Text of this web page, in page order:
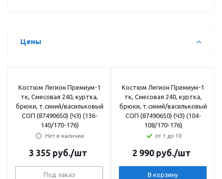
Цены
Костюм Легион Премиум-1
тк, Смесовая 240, куртка,
брюки, т.синий/васильковый
СОП (87490650) (ЧЗ) (136-
140/170-176)
Нет в наличии
3 355 руб./шт
Под заказ
Костюм Легион Премиум-1
тк, Смесовая 240, куртка,
брюки, т.синий/васильковый
СОП (87490650) (ЧЗ) (104-
108/170-176)
от 1 до 10
2 990руб./шт
В корзину